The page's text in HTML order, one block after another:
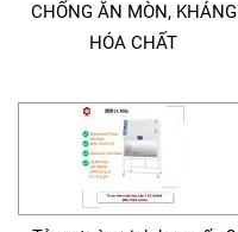
CHỐNG ĂN MÒN, KHÁNG
HÓA CHẤT